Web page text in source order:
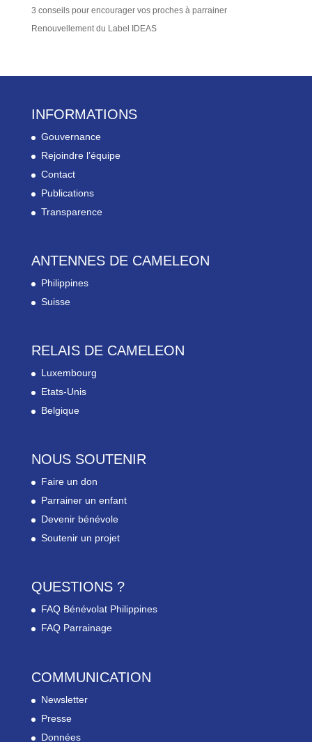
3 conseils pour encourager vos proches à parrainer
Renouvellement du Label IDEAS
INFORMATIONS
Gouvernance
Rejoindre l’équipe
Contact
Publications
Transparence
ANTENNES DE CAMELEON
Philippines
Suisse
RELAIS DE CAMELEON
Luxembourg
Etats-Unis
Belgique
NOUS SOUTENIR
Faire un don
Parrainer un enfant
Devenir bénévole
Soutenir un projet
QUESTIONS ?
FAQ Bénévolat Philippines
FAQ Parrainage
COMMUNICATION
Newsletter
Presse
Données